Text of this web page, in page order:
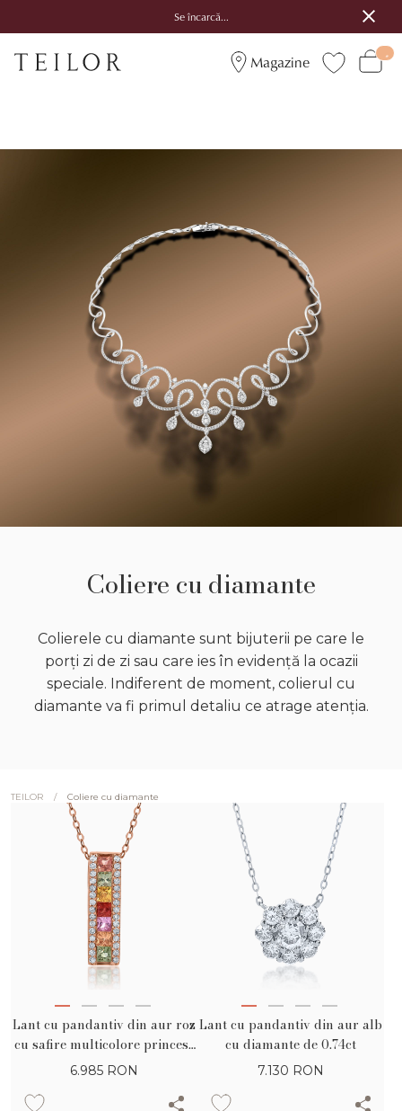
Se încarcă...
Magazine
Coliere cu diamante
Colierele cu diamante sunt bijuterii pe care le
porți zi de zi sau care ies în evidență la ocazii
speciale. Indiferent de moment, colierul cu
diamante va fi primul detaliu ce atrage atenția.
TEILOR / Coliere cu diamante
Lant cu pandantiv din aur roz
cu safire multicolore princess
de 0.72ct si diamante de 0.17ct
6.985 RON
Lant cu pandantiv din aur alb
cu diamante de 0.74ct
7.130 RON